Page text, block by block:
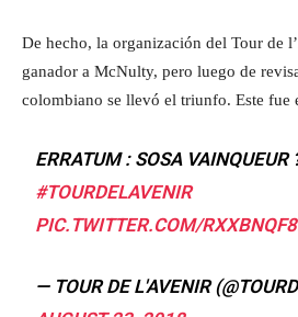
De hecho, la organización del Tour de
ganador a McNulty, pero luego de
colombiano se llevó el triunfo. Este fue
ERRATUM : SOSA VAINQUEUR
#TOURDELAVENIR
PIC.TWITTER.COM/
— TOUR DE L'AVENIR